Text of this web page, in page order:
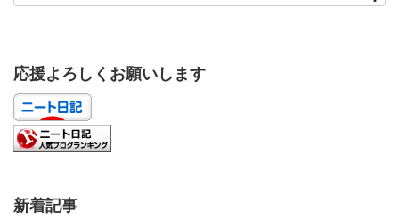
応援よろしくお願いします
新着記事